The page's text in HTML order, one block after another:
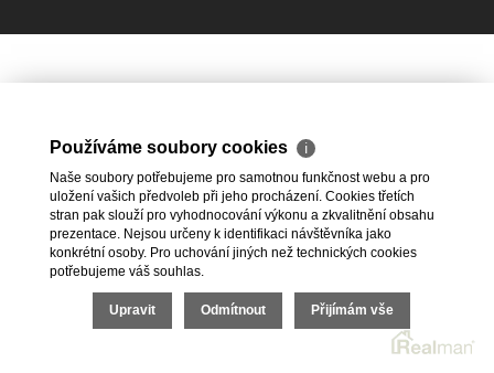
Používáme soubory cookies ℹ
Naše soubory potřebujeme pro samotnou funkčnost webu a pro
uložení vašich předvoleb při jeho procházení. Cookies třetích
stran pak slouží pro vyhodnocování výkonu a zkvalitnění obsahu
prezentace. Nejsou určeny k identifikaci návštěvníka jako
konkrétní osoby. Pro uchování jiných než technických cookies
potřebujeme váš souhlas.
Upravit Odmítnout Přijímám vše